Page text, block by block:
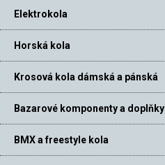
Elektrokola
Horská kola
Krosová kola dámská a pánská
Bazarové komponenty a doplňky
BMX a freestyle kola